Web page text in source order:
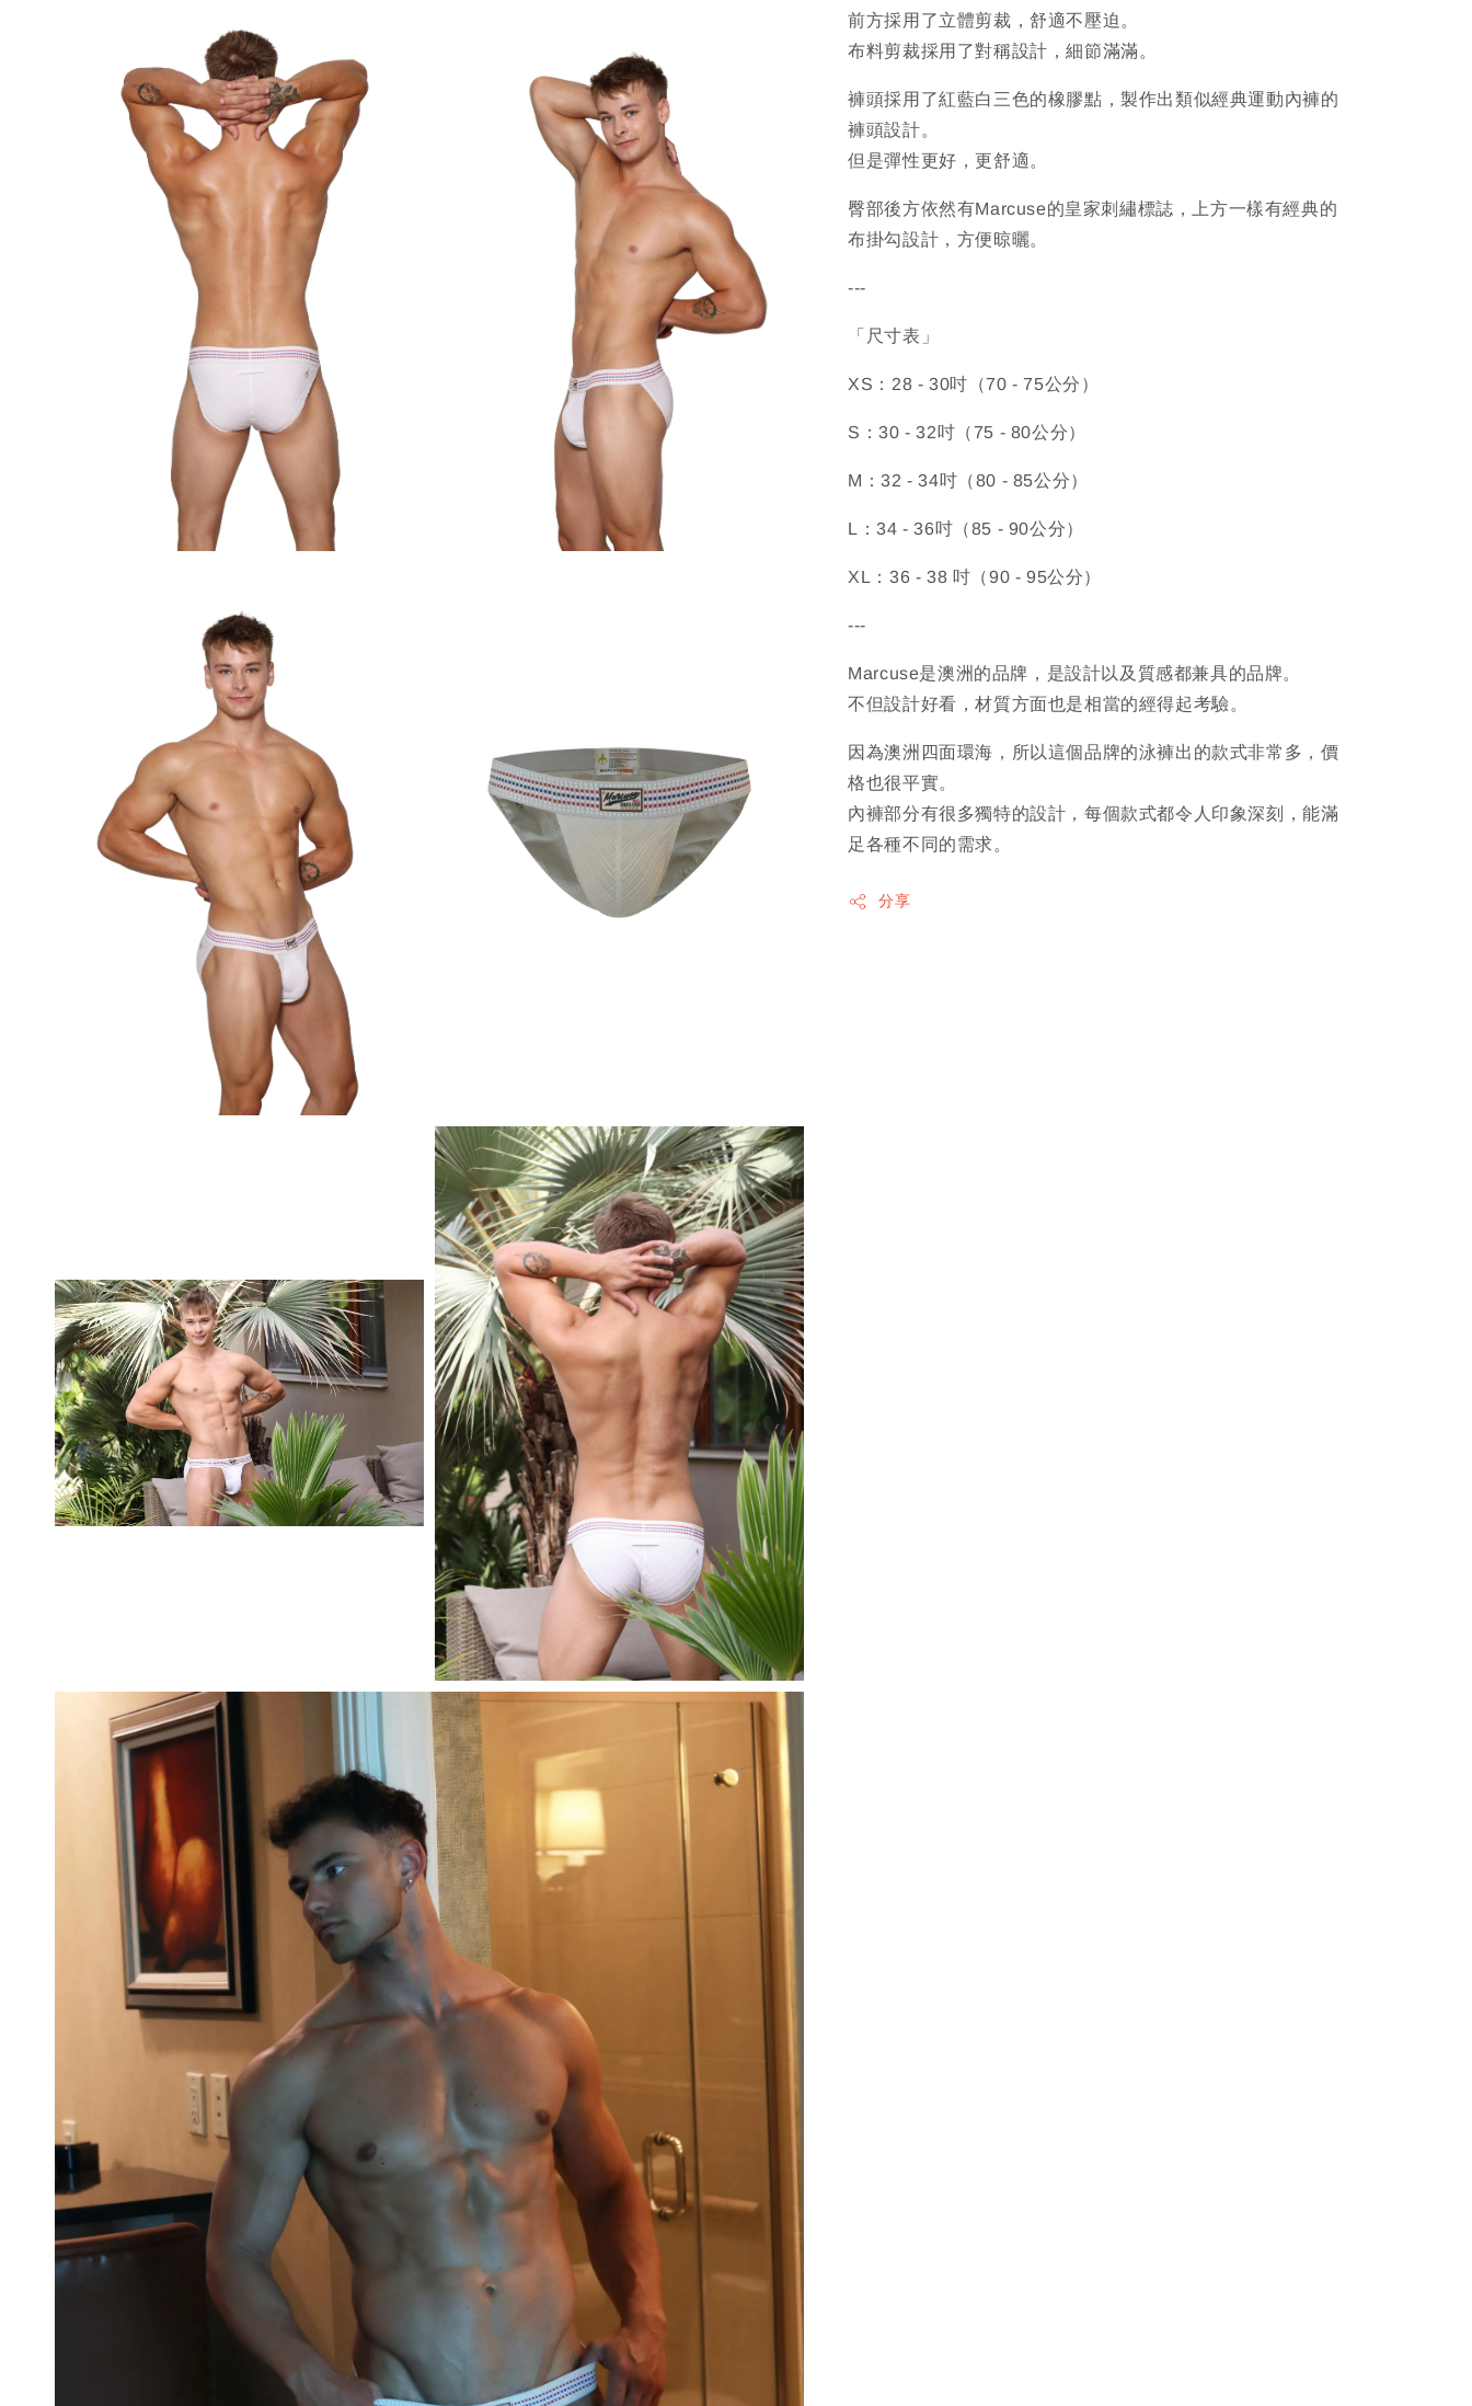
前方採用了立體剪裁，舒適不壓迫。
布料剪裁採用了對稱設計，細節滿滿。
褲頭採用了紅藍白三色的橡膠點，製作出類似經典運動內褲的
褲頭設計。
但是彈性更好，更舒適。
臀部後方依然有Marcuse的皇家刺繡標誌，上方一樣有經典的
布掛勾設計，方便晾曬。
---
「尺寸表」
XS：28 - 30吋（70 - 75公分）
S：30 - 32吋（75 - 80公分）
M：32 - 34吋（80 - 85公分）
L：34 - 36吋（85 - 90公分）
XL：36 - 38 吋（90 - 95公分）
---
Marcuse是澳洲的品牌，是設計以及質感都兼具的品牌。
不但設計好看，材質方面也是相當的經得起考驗。
因為澳洲四面環海，所以這個品牌的泳褲出的款式非常多，價
格也很平實。
內褲部分有很多獨特的設計，每個款式都令人印象深刻，能滿
足各種不同的需求。
分享